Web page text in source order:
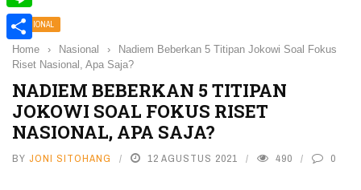
NASIONAL
Home › Nasional ›
Nadiem Beberkan 5 Titipan Jokowi Soal Fokus
Riset Nasional, Apa Saja?
NADIEM BEBERKAN 5 TITIPAN
JOKOWI SOAL FOKUS RISET
NASIONAL, APA SAJA?
BY JONI SITOHANG 12 AGUSTUS 2021 490 0
Line
Share